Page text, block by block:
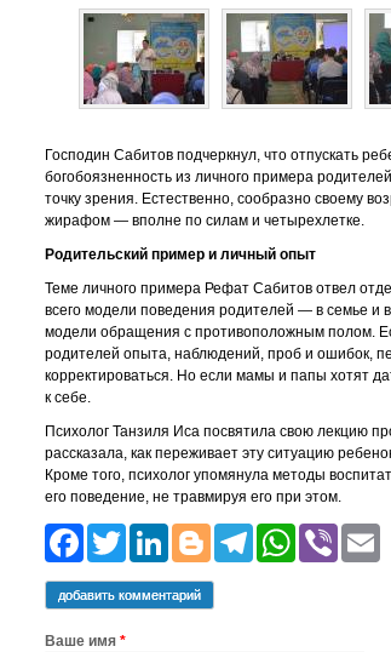
Господин Сабитов подчеркнул, что отпускать
богобоязненность из личного примера
точку зрения. Естественно, сообразно своему
жирафом — вполне по силам и четырехлетке.
Родительский пример и личный опыт
Теме личного примера Рефат Сабитов отвел
всего модели поведения родителей — в семье
модели обращения с противоположным полом.
родителей опыта, наблюдений, проб и ошибок,
корректироваться. Но если мамы и папы хотят
к себе.
Психолог Танзиля Иса посвятила свою лекцию
рассказала, как переживает эту ситуацию
Кроме того, психолог упомянула методы
его поведение, не травмируя его при этом.
Facebook
Twitter
LinkedIn
Blogger
Telegram
добавить комментарий
Ваше имя *